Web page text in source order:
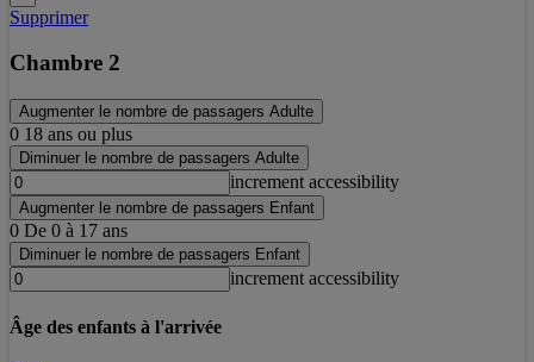
Supprimer
Chambre 2
Augmenter le nombre de passagers Adulte
0 18 ans ou plus
Diminuer le nombre de passagers Adulte
increment accessibility
Augmenter le nombre de passagers Enfant
0 De 0 à 17 ans
Diminuer le nombre de passagers Enfant
increment accessibility
Âge des enfants à l'arrivée